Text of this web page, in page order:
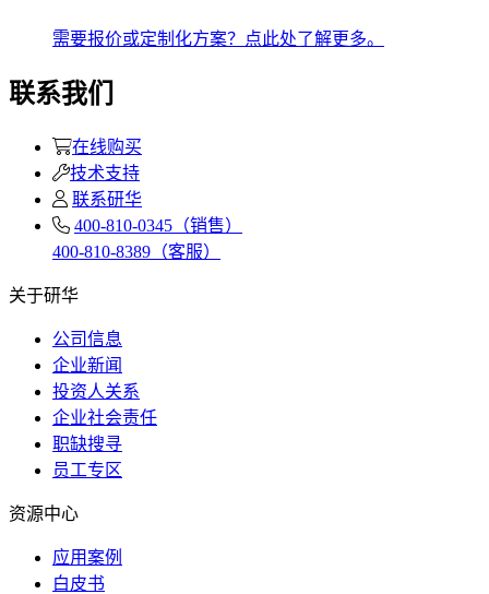
需要报价或定制化方案？点此处了解更多。
联系我们
在线购买
技术支持
联系研华
400-810-0345（销售）
400-810-8389（客服）
关于研华
公司信息
企业新闻
投资人关系
企业社会责任
职缺搜寻
员工专区
资源中心
应用案例
白皮书